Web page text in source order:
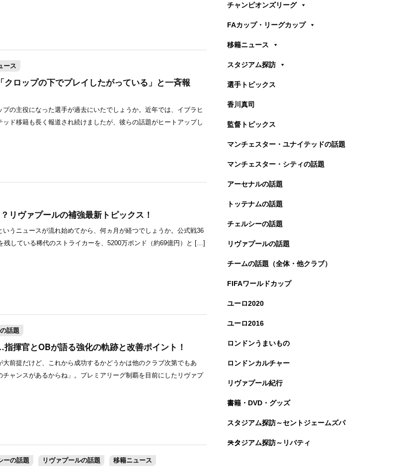
ース
ロップの下でプレイしたがっている」と一斉報
の主役になった選手が過去にいたでしょうか。近年では、イブラヒ
ド移籍も長く報道され続けましたが、彼らの話題がヒートアップし
リヴァプールの補強最新トピックス！
うニュースが流れ始めてから、何ヵ月が経つでしょうか。公式戦36
残している稀代のストライカーを、5200万ポンド（約69億円）と […]
話題
揮官とOBが語る強化の軌跡と改善ポイント！
大前提だけど、これから成功するかどうかは他のクラブ次第でもあ
ャンスがあるからね」。プレミアリーグ制覇を目前にしたリヴァプ
ーの話題 リヴァプールの話題 移籍ニュース
チャンピオンズリーグ
FAカップ・リーグカップ
移籍ニュース
スタジアム探訪
選手トピックス
香川真司
監督トピックス
マンチェスター・ユナイテッドの話題
マンチェスター・シティの話題
アーセナルの話題
トッテナムの話題
チェルシーの話題
リヴァプールの話題
チームの話題（全体・他クラブ）
FIFAワールドカップ
ユーロ2020
ユーロ2016
ロンドンうまいもの
ロンドンカルチャー
リヴァプール紀行
書籍・DVD・グッズ
スタジアム探訪～セントジェームズパ
ーク
スタジアム探訪～リバティ